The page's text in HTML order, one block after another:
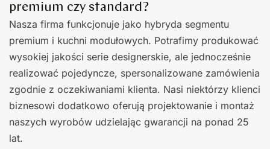
premium czy standard?
Nasza firma funkcjonuje jako hybryda segmentu
premium i kuchni modułowych. Potrafimy produkować
wysokiej jakości serie designerskie, ale jednocześnie
realizować pojedyncze, spersonalizowane zamówienia
zgodnie z oczekiwaniami klienta. Nasi niektórzy klienci
biznesowi dodatkowo oferują projektowanie i montaż
naszych wyrobów udzielając gwarancji na ponad 25
lat.